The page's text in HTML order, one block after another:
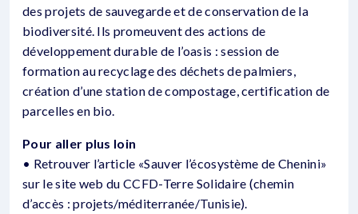
des projets de sauvegarde et de conservation de la
biodiversité. Ils promeuvent des actions de
développement durable de l’oasis : session de
formation au recyclage des déchets de palmiers,
création d’une station de compostage, certification de
parcelles en bio.
Pour aller plus loin
• Retrouver l’article «Sauver l’écosystème de Chenini»
sur le site web du CCFD-Terre Solidaire (chemin
d’accès : projets/méditerranée/Tunisie).